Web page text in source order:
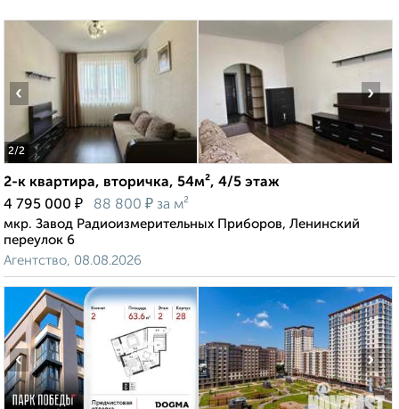
2/2
‹ ›
2-к квартира, вторичка, 54м², 4/5 этаж
4 795 000 ₽ 88 800 ₽ за м²
мкр. Завод Радиоизмерительных Приборов, Ленинский
переулок 6
Агентство, 08.08.2026
‹ ›